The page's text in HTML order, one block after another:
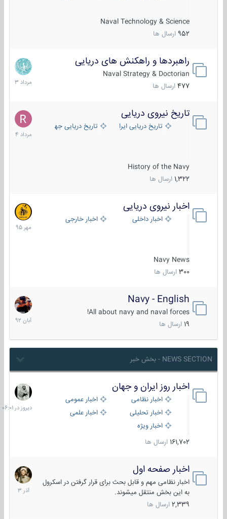
Naval Technology & Science
952 ارسال ها
راهبردها و راهکنش های دریایی
Naval Strategy & Doctorian
477 ارسال ها
2
مرداد
1403
تاریخ نیروی دریایی
تاریخ دریایی ایران تاریخ دریایی جهان
History of the Navy
1,322 ارسال ها
16
مرداد
1404
اخبار نیروی دریایی
اخبار داخلی اخبار خارجی
Navy News
300 ارسال ها
27
مهر
1395
Navy - English
All about navy and naval forces!
ارسال ها
22
آبان
1392
NEWS SECTION - بخش خبر
اخبار روز ایران و جهان
اخبار نظامی
اخبار عمومی
اخبار تحلیلی
اخبار علمی
اخبار ویژه
161,702 ارسال ها
دیروز
در
06:01
اخبار صفحه اول
اخبار نظامی مهم و قابل بحث برای قرار گرفتن در اسکرول
به این بخش منتقل میشوند.
2,339 ارسال ها
7
آذر
1403